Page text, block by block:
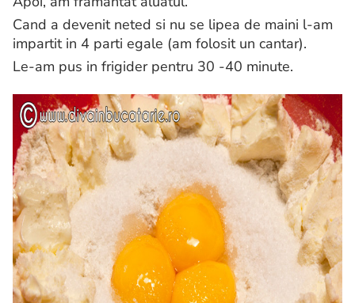
Cand a devenit neted si nu se lipea de maini l-am
impartit in 4 parti egale (am folosit un cantar).
Le-am pus in frigider pentru 30 -40 minute.